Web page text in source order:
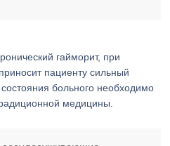
гайморит, при
пациенту сильный
больного необходимо
медицины.